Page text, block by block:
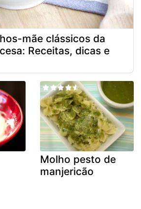
mãe clássicos da
Receitas, dicas e
Molho pesto de
manjericão